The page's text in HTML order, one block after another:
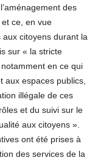
des
ce, en vue
aux citoyens durant la
sur « la stricte
en ce qui
aux espaces publics,
illégale de ces
et du suivi sur le
aux citoyens ».
ont été prises à
des services de la